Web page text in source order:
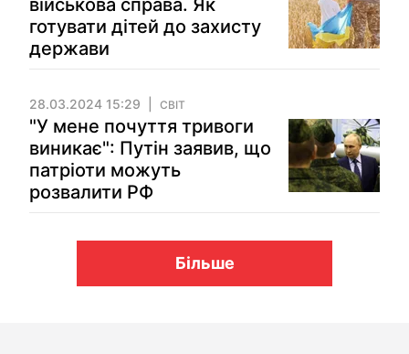
військова справа. Як
готувати дітей до захисту
держави
28.03.2024 15:29 СВІТ
"У мене почуття тривоги
виникає": Путін заявив, що
патріоти можуть
розвалити РФ
Більше